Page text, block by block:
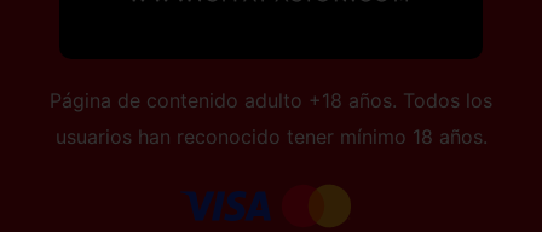
Página de contenido adulto +18 años. Todos los
usuarios han reconocido tener mínimo 18 años.